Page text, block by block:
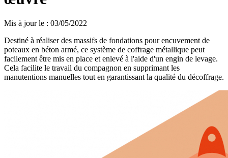
Mis à jour le : 03/05/2022
Destiné à réaliser des massifs de fondations pour encuvement de
poteaux en béton armé, ce système de coffrage métallique peut
facilement être mis en place et enlevé à l'aide d'un engin de levage.
Cela facilite le travail du compagnon en supprimant les
manutentions manuelles tout en garantissant la qualité du décoffrage.